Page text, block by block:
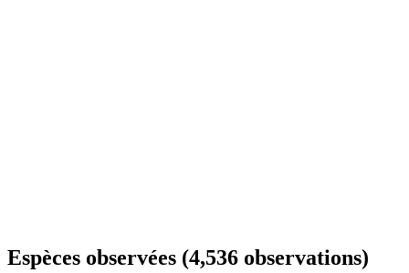
Espèces observées (4,536 observations)